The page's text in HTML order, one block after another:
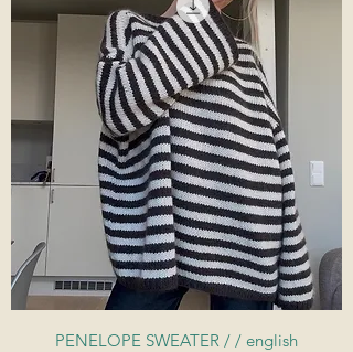
PENELOPE SWEATER / / english